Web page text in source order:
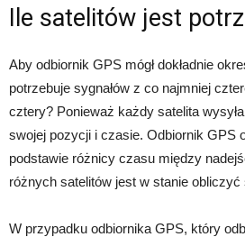
Ile satelitów jest
Aby odbiornik GPS mógł dokładnie
potrzebuje sygnałów z co najmniej
cztery? Ponieważ każdy satelita
swojej pozycji i czasie. Odbiornik GPS
podstawie różnicy czasu między
różnych satelitów jest w stanie obliczyć
W przypadku odbiornika GPS, który